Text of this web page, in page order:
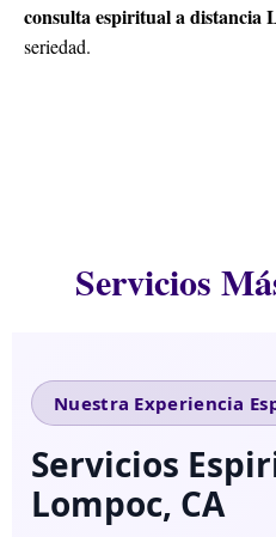
consulta espiritual a distancia
seriedad.
Servicios
Nuestra Experiencia
Servicios
Lompoc, CA